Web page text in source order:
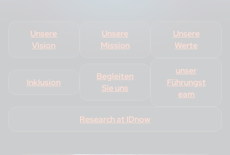
Unsere
Vision
Unsere
Mission
Unsere
Werte
Inklusion
Begleiten
Sie uns
unser
Führungst
eam
Research at IDnow